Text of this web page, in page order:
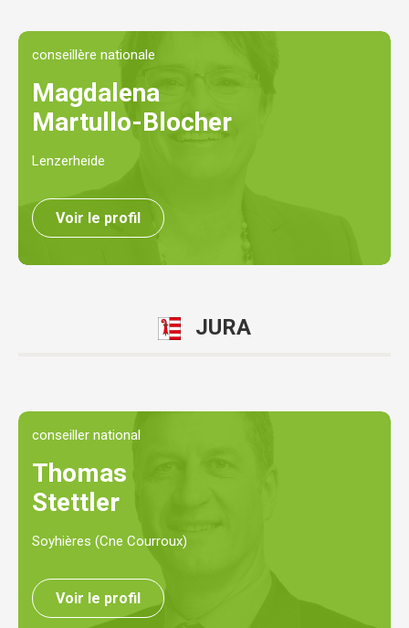
conseillère nationale
Magdalena
Martullo-Blocher
Lenzerheide
Voir le profil
JURA
conseiller national
Thomas
Stettler
Soyhières (Cne Courroux)
Voir le profil